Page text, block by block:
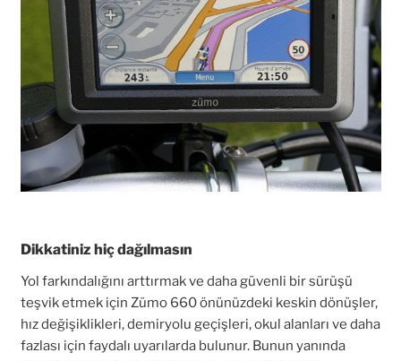
Dikkatiniz hiç dağılmasın
Yol farkındalığını arttırmak ve daha güvenli bir sürüşü
teşvik etmek için Zümo 660 önünüzdeki keskin dönüşler,
hız değişiklikleri, demiryolu geçişleri, okul alanları ve daha
fazlası için faydalı uyarılarda bulunur. Bunun yanında